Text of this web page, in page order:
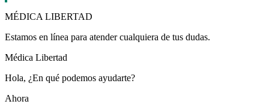
MÉDICA LIBERTAD
Estamos en línea para atender cualquiera de tus dudas.
Médica Libertad
Hola, ¿En qué podemos ayudarte?
Ahora